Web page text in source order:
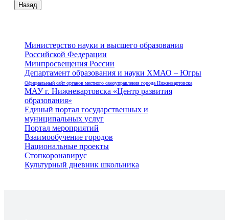
Назад
Министерство науки и высшего образования
Российской Федерации
Минпросвещения России
Департамент образования и науки ХМАО – Югры
Официальный сайт органов местного самоуправления города Нижневартовска
МАУ г. Нижневартовска «Центр развития
образования»
Единый портал государственных и
муниципальных услуг
Портал мероприятий
Взаимообучение городов
Национальные проекты
Стопкоронавирус
Культурный дневник школьника